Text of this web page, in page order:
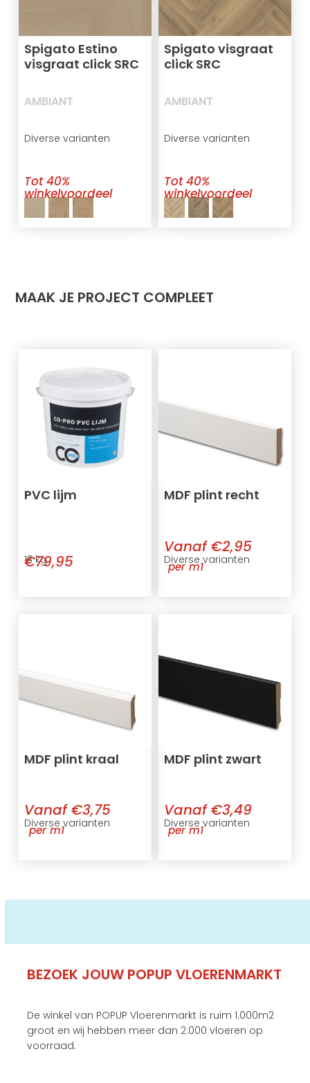
Spigato Estino
visgraat click SRC
AMBIANT
Diverse varianten
Tot 40%
winkelvoordeel
Spigato visgraat
click SRC
AMBIANT
Diverse varianten
Tot 40%
winkelvoordeel
MAAK JE PROJECT COMPLEET
PVC lijm
13 kg
€79,95
MDF plint recht
Diverse varianten
Vanaf €2,95
per m1
MDF plint kraal
Diverse varianten
Vanaf €3,75
per m1
MDF plint zwart
Diverse varianten
Vanaf €3,49
per m1
BEZOEK JOUW POPUP VLOERENMARKT
De winkel van POPUP Vloerenmarkt is ruim 1.000m2
groot en wij hebben meer dan 2.000 vloeren op
voorraad.